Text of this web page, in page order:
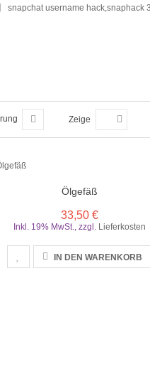
username hack,snaphack
Zeige
Ölgefäß
33,50 €
Inkl. 19% MwSt.,zzgl. Lieferkosten
IN DEN WARENKORB